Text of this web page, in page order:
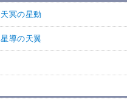
天冥の星動
星導の天翼